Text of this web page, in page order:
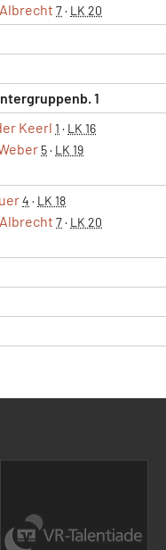
7· LK 20
1
Keerl 1 · LK 16
5· LK 19
4 · LK 18
7· LK 20